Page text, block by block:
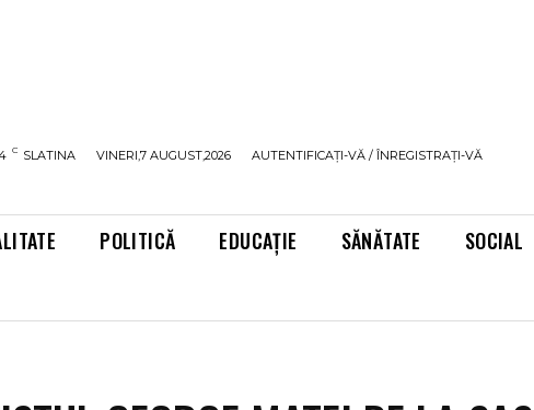
C SLATINA VINERI,7 AUGUST,2026 AUTENTIFICAȚI-VĂ / ÎNREGISTRAȚI-VĂ
POLITICĂ EDUCAȚIE SĂNĂTATE SOCIAL